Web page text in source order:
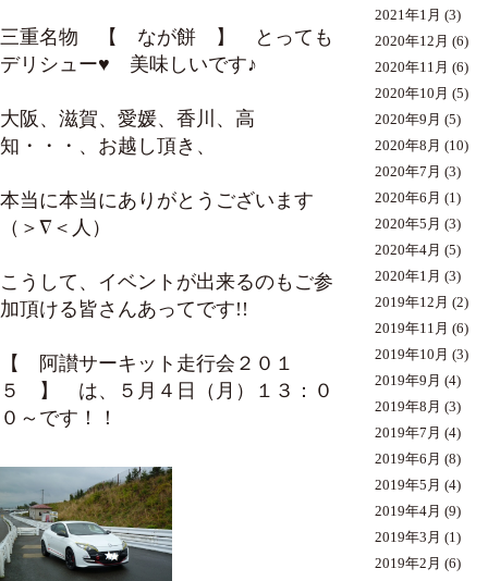
三重名物 【 なが餅 】 とっても
デリシュー♥ 美味しいです♪
大阪、滋賀、愛媛、香川、高
知・・・、お越し頂き、
本当に本当にありがとうございます
（＞∇＜人）
こうして、イベントが出来るのもご参
加頂ける皆さんあってです!!
【 阿讃サーキット走行会２０１
５ 】 は、５月４日（月）１３：０
０～です！！
2021年1月 (3)
2020年12月 (6)
2020年11月 (6)
2020年10月 (5)
2020年9月 (5)
2020年8月 (10)
2020年7月 (3)
2020年6月 (1)
2020年5月 (3)
2020年4月 (5)
2020年1月 (3)
2019年12月 (2)
2019年11月 (6)
2019年10月 (3)
2019年9月 (4)
2019年8月 (3)
2019年7月 (4)
2019年6月 (8)
2019年5月 (4)
2019年4月 (9)
2019年3月 (1)
2019年2月 (6)